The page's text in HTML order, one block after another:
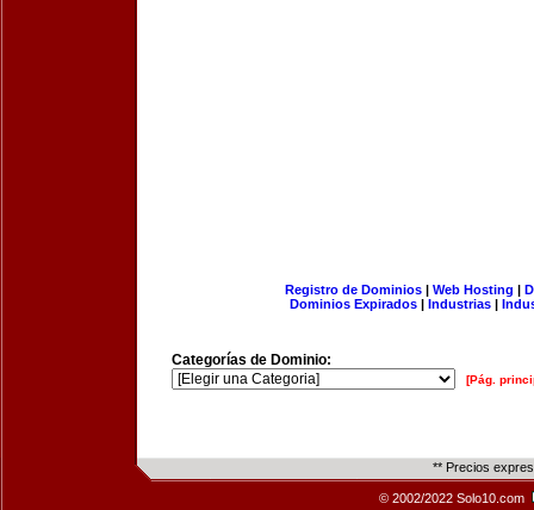
Registro de Dominios| Web Hosting |
Dominios Expirados | Industrias |
Categorías de Dominio:
[Pág.
** Precios
© 2002/2022 Solo10.com